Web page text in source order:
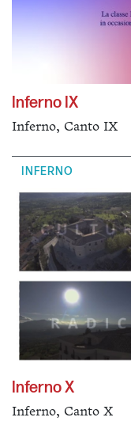
Inferno IX
Inferno, Canto IX
INFERNO
Inferno X
Inferno, Canto X